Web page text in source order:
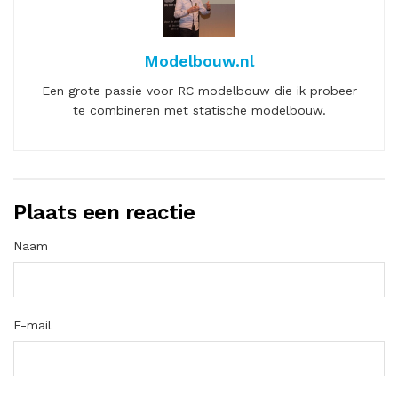
Modelbouw.nl
Een grote passie voor RC modelbouw die ik probeer
te combineren met statische modelbouw.
Plaats een reactie
Naam
E-mail